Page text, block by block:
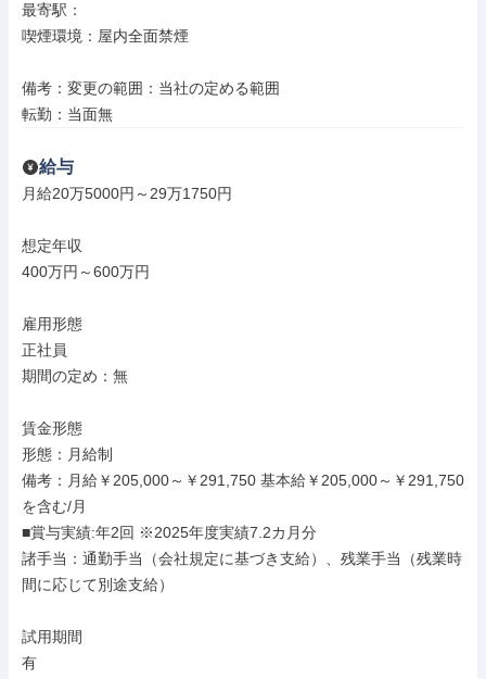
最寄駅：
喫煙環境：屋内全面禁煙
備考：変更の範囲：当社の定める範囲
転勤：当面無
給与
月給20万5000円～29万1750円
想定年収
400万円～600万円
雇用形態
正社員
期間の定め：無
賃金形態
形態：月給制
備考：月給￥205,000～￥291,750 基本給￥205,000～￥291,750
を含む/月
■賞与実績:年2回 ※2025年度実績7.2カ月分
諸手当：通勤手当（会社規定に基づき支給）、残業手当（残業時
間に応じて別途支給）
試用期間
有